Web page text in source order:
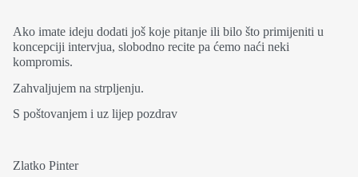
Ako imate ideju dodati još koje pitanje ili bilo što primijeniti u
koncepciji intervjua, slobodno recite pa ćemo naći neki
kompromis.
Zahvaljujem na strpljenju.
S poštovanjem i uz lijep pozdrav
Zlatko Pinter